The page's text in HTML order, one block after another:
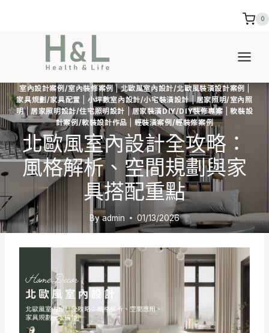
0
室內設計案例/室內裝修案例 |北歐風室內設計/北歐風裝潢設計案例
家具規劃/家具配置
小坪數室內設計/小宅裝潢設計|居家照明/室內照
明|居家照明設計/住宅照明設計 居家裝潢DIY/DIY裝修專案 |軟裝設
計案例/軟裝設計作品
輕裝潢案例/輕裝修案例
北歐風室內設計全攻略：
風格解析、空間規劃與家
具搭配重點
Byadmin 01/13/2026